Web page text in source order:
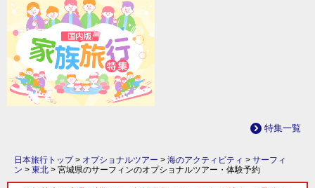
特集一覧
日本旅行トップ> オプショナルツアー > 海のアクティビティ > サーフィ
ン > 東北 > 宮城県のサーフィンのオプショナルツアー・体験予約